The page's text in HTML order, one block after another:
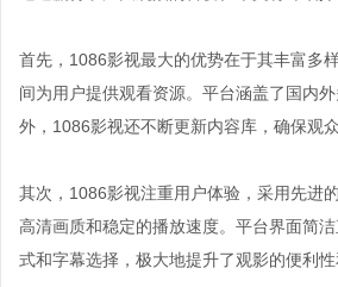
首先，1086影视最大的优势在于其丰富多
间为用户提供观看资源。平台涵盖了国内
外，1086影视还不断更新内容库，确保观
其次，1086影视注重用户体验，采用先进
高清画质和稳定的播放速度。平台界面简
式和字幕选择，极大地提升了观影的便利性